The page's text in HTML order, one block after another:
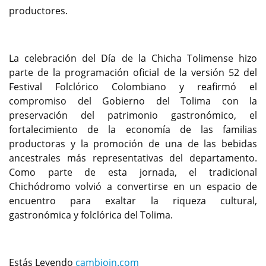
productores.
La celebración del Día de la Chicha Tolimense hizo
parte de la programación oficial de la versión 52 del
Festival Folclórico Colombiano y reafirmó el
compromiso del Gobierno del Tolima con la
preservación del patrimonio gastronómico, el
fortalecimiento de la economía de las familias
productoras y la promoción de una de las bebidas
ancestrales más representativas del departamento.
Como parte de esta jornada, el tradicional
Chichódromo volvió a convertirse en un espacio de
encuentro para exaltar la riqueza cultural,
gastronómica y folclórica del Tolima.
Estás Leyendo cambioin.com